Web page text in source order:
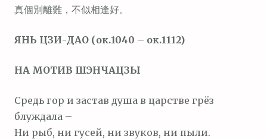
真個別離難，不似相逢好。
ЯНЬ ЦЗИ-ДАО (ок.1040 – ок.1112)
НА МОТИВ ШЭНЧАЦЗЫ
Средь гор и застав душа в царстве грёз
блуждала –
Ни рыб, ни гусей, ни звуков, ни пыли.